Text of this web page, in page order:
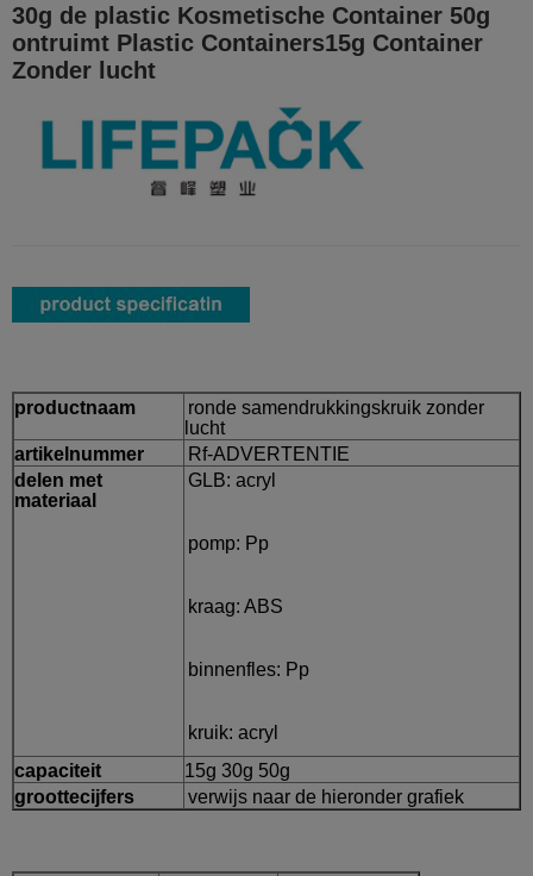
30g de plastic Kosmetische Container 50g
ontruimt Plastic Containers15g Container
Zonder lucht
productnaam
ronde samendrukkingskruik zonder
lucht
artikelnummer
Rf-ADVERTENTIE
delen met
materiaal
GLB: acryl
pomp: Pp
kraag: ABS
binnenfles: Pp
kruik: acryl
capaciteit
15g 30g 50g
groottecijfers
verwijs naar de hieronder grafiek